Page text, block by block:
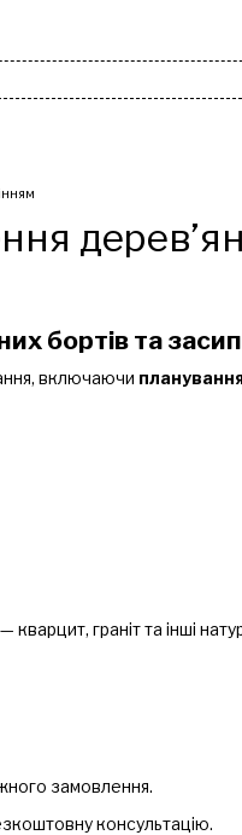
бортів та
включаючи
кварцит, граніт та інші
замовлення.
консультацію.